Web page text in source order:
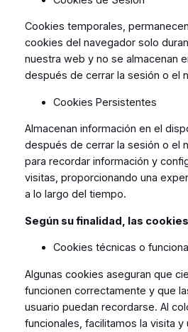
Cookies temporales,
cookies del navegador solo
nuestra web y no se almacenan
después de cerrar la sesión o el
Cookies Persistentes
Almacenan información en el
después de cerrar la sesión o el
para recordar información y
visitas, proporcionando una
a lo largo del tiempo.
Según su finalidad, las
Cookies técnicas o
Algunas cookies aseguran que
funcionen correctamente y que
usuario puedan recordarse. Al
funcionales, facilitamos la visita